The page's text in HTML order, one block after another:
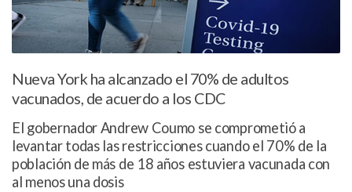
Nueva York ha alcanzado el 70% de adultos
vacunados, de acuerdo a los CDC
El gobernador Andrew Coumo se comprometió a
levantar todas las restricciones cuando el 70% de la
población de más de 18 años estuviera vacunada con
al menos una dosis